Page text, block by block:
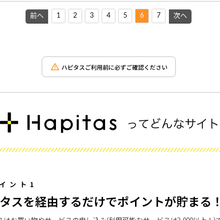
前へ 1 2 3 4 5 6 7 次へ
ハピタスご利用前に必ずご確認ください
ント1
スを経由するだけでポイントが貯まる